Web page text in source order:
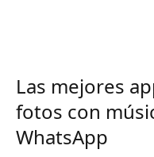
Las mejores
fotos con
WhatsApp